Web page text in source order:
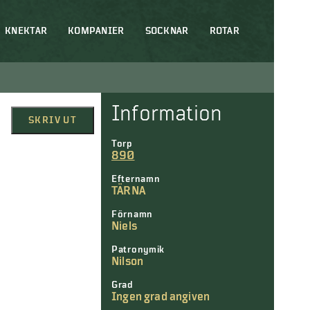
KNEKTAR KOMPANIER SOCKNAR ROTAR
SKRIV UT Information
Torp
890
Efternamn
TÄRNA
Förnamn
Niels
Patronymik
Nilson
Grad
Ingen grad angiven